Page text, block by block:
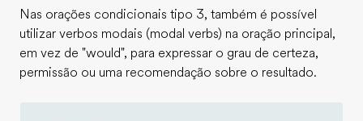
Nas orações condicionais tipo 3, também é possível
utilizar verbos modais (modal verbs) na oração principal,
em vez de "would", para expressar o grau de certeza,
permissão ou uma recomendação sobre o resultado.